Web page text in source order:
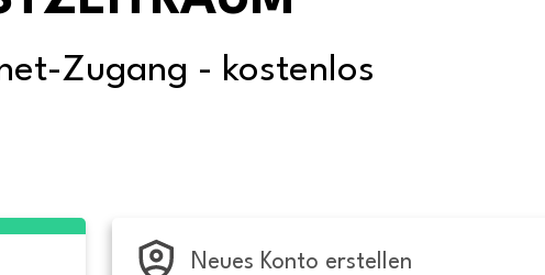
Zugang - kostenlos
Neues Konto erstellen